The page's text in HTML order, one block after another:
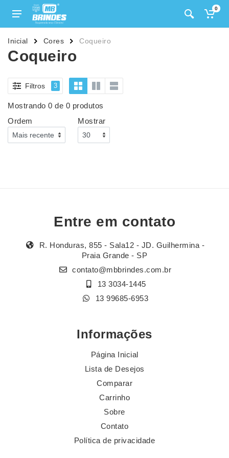
0
Inicial Cores Coqueiro
Coqueiro
Filtros 3
Mostrando 0 de 0 produtos
Ordem
Mostrar
Entre em contato
R. Honduras, 855 - Sala12 - JD. Guilhermina -
Praia Grande - SP
contato@mbbrindes.com.br
13 3034-1445
13 99685-6953
Informações
Página Inicial
Lista de Desejos
Comparar
Carrinho
Sobre
Contato
Política de privacidade